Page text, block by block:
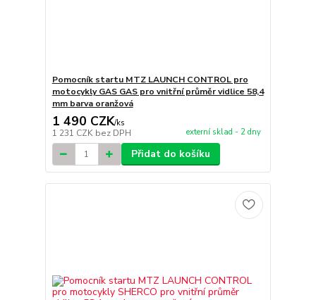
Pomocník startu MTZ LAUNCH CONTROL pro
motocykly GAS GAS pro vnitřní průměr vidlice 58,4
mm barva oranžová
1 490 CZK/ks
1 231 CZK bez DPH externí sklad - 2 dny
Přidat do košíku